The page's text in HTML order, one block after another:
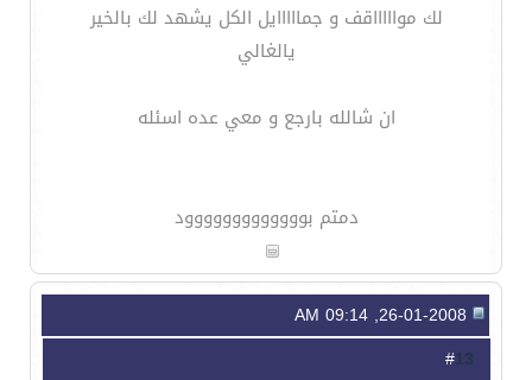
لك مواااااقف و جمااااايل الكل يشهد لك بالخير
يالغالي
ان شالله بارجع و معي عده اسئله
دمتم بووووووووووووود
13